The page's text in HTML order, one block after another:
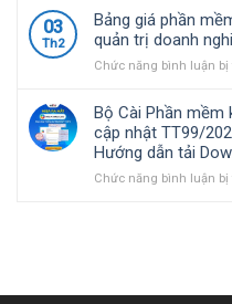
03
Th2
Bảng giá phần
quản trị doanh
Chức năng bình luận bị
Bộ Cài Phần mềm
cập nhật TT99/
Hướng dẫn tải
Chức năng bình luận bị